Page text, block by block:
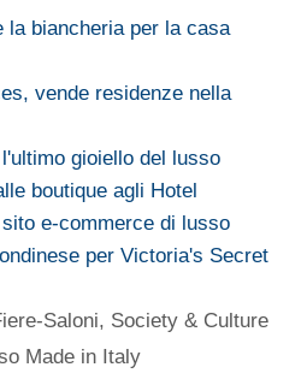
la biancheria per la casa
vende residenze nella
gioiello del lusso
boutique agli Hotel
e-commerce di lusso
per Victoria's Secret
Saloni, Society & Culture
Made in Italy